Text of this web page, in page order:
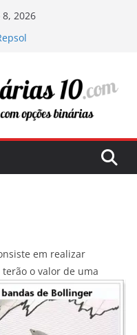
2026
em centros de
do futuro
2025: O meu guia
seus lucros
em realizar
o valor de uma